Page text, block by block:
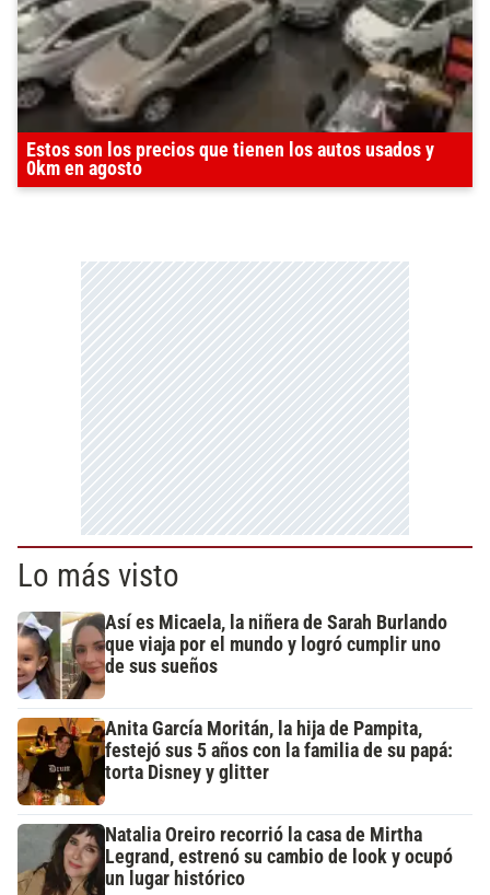
Estos son los precios que tienen los autos usados y
0km en agosto
Lo más visto
Así es Micaela, la niñera de Sarah Burlando
que viaja por el mundo y logró cumplir uno
de sus sueños
Anita García Moritán, la hija de Pampita,
festejó sus 5 años con la familia de su papá:
torta Disney y glitter
Natalia Oreiro recorrió la casa de Mirtha
Legrand, estrenó su cambio de look y ocupó
un lugar histórico